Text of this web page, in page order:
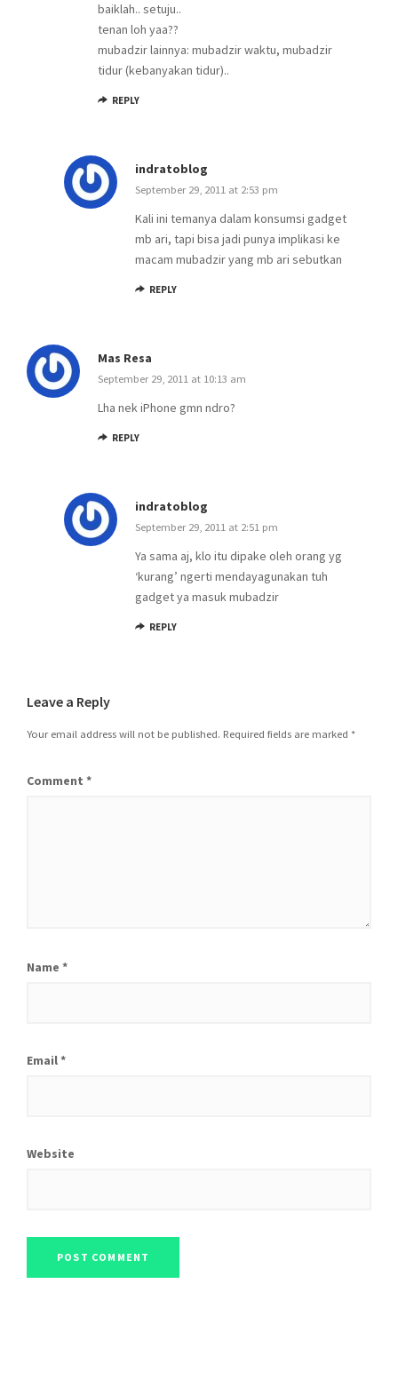
baiklah.. setuju..
tenan loh yaa??
mubadzir lainnya: mubadzir waktu, mubadzir
tidur (kebanyakan tidur)..
REPLY
indratoblog
September 29, 2011 at 2:53 pm
Kali ini temanya dalam konsumsi gadget
mb ari, tapi bisa jadi punya implikasi ke
macam mubadzir yang mb ari sebutkan
REPLY
Mas Resa
September 29, 2011 at 10:13 am
Lha nek iPhone gmn ndro?
REPLY
indratoblog
September 29, 2011 at 2:51 pm
Ya sama aj, klo itu dipake oleh orang yg
‘kurang’ ngerti mendayagunakan tuh
gadget ya masuk mubadzir
REPLY
Leave a Reply
Your email address will not be published. Required fields are marked *
Comment *
Name *
Email*
Website